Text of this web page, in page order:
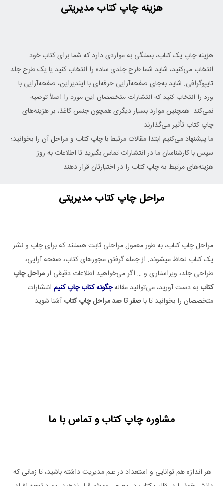
هزینه چاپ کتاب مدیریتی
هزینه چاپ یک کتاب، بستگی به مواردی دارد که شما برای کتاب خود
انتخاب می‌کنید، شاید شما طرح جلدی ساده را انتخاب کنید یا یک طرح جلد
تایپوگرافی. شاید به‌‌جای صفحه‌آرایی حرفه‌ای با ایندیزاین، صفحه‌آرایی با
ورد را انتخاب کنید که انتشارات متخصصان این مورد را اصلاً توصیه
نمی‌کند. همچنین موارد بسیار دیگری همچون جنس کاغذ، بر هزینه‌های
چاپ کتاب تأثیر می‌گذارند.
ما پیشنهاد می‌کنیم ابتدا مقالات مرتبط با چاپ کتاب و مراحل آن را بخوانید؛
سپس با کارشناسان ما در انتشارات تماس بگیرید تا اطلاعات به روز
هزینه‌های مرتبط به چاپ کتاب را در اختیارتان قرار دهند.
مراحل چاپ کتاب مدیریتی
مراحل چاپ کتاب، به طور معمول مراحلی ثابت هستند که برای چاپ و نشر
یک کتاب لحاظ میشوند. از جمله گرفتن مجوزهای کتاب، صفحه آرایی،
طراحی جلد، ویراستاری و … اگر می‌خواهید اطلاعات دقیقی ازمراحل چاپ
کتاب به دست آورید، می‌توانید مقالهچگونه کتاب چاپ کنیم انتشارات
متخصصان را بخوانید تا باصفر تا صد مراحل چاپ کتاب آشنا شوید.
مشاوره چاپ کتاب و تماس با ما
هر اندازه هم توانایی و استعداد در علم مدیریت داشته باشید، تا زمانی که